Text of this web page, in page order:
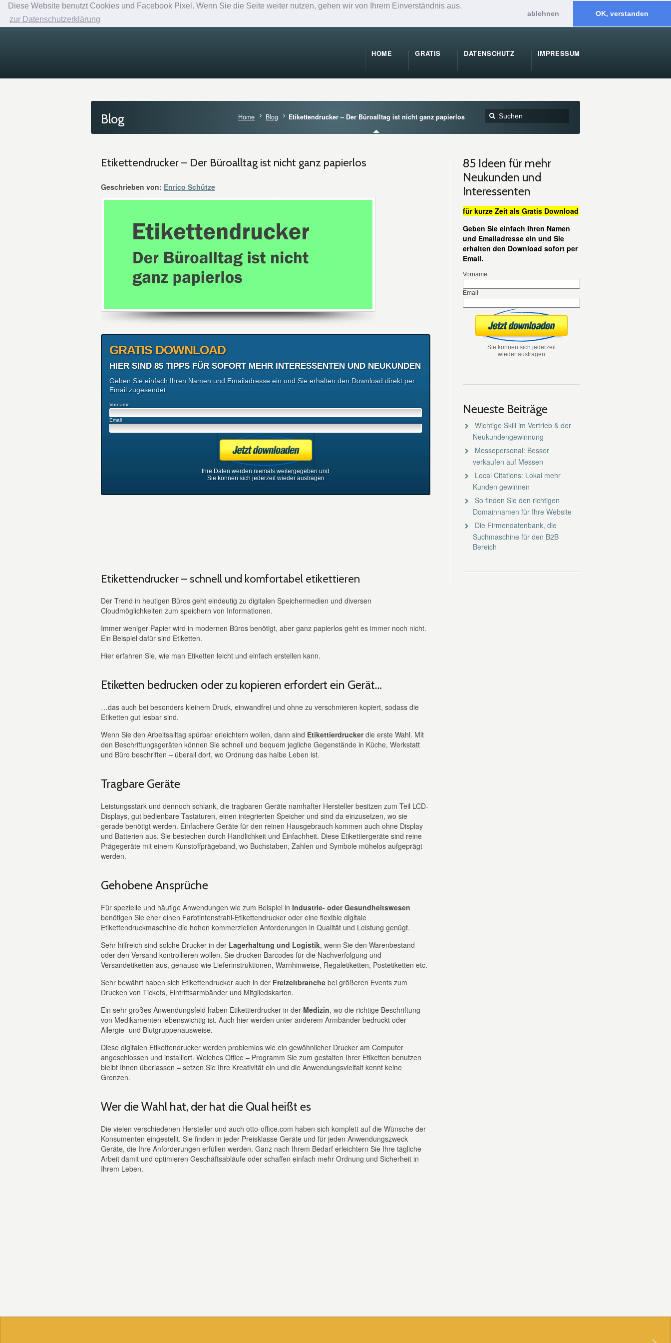
Diese Website benutzt Cookies und Facebook Pixel. Wenn Sie die Seite weiter nutzen, gehen wir von Ihrem Einverständnis aus.
zur Datenschutzerklärung
ablehnen OK, verstanden
HOME GRATIS DATENSCHUTZ IMPRESSUM
Blog Home Blog Etikettendrucker – Der Büroalltag ist nicht ganz papierlos
Etikettendrucker – Der Büroalltag ist nicht ganz papierlos
Geschrieben von: Enrico Schütze
GRATIS DOWNLOAD
HIER SIND 85 TIPPS FÜR SOFORT MEHR INTERESSENTEN UND NEUKUNDEN
Geben Sie einfach Ihren Namen und Emailadresse ein und Sie erhalten den Download direkt per
Email zugesendet
Vorname
Email
Ihre Daten werden niemals weitergegeben und
Sie können sich jederzeit wieder austragen
Etikettendrucker – schnell und komfortabel etikettieren
Der Trend in heutigen Büros geht eindeutig zu digitalen Speichermedien und diversen
Cloudmöglichkeiten zum speichern von Informationen.
Immer weniger Papier wird in modernen Büros benötigt, aber ganz papierlos geht es immer noch nicht.
Ein Beispiel dafür sind Etiketten.
Hier erfahren Sie, wie man Etiketten leicht und einfach erstellen kann.
Etiketten bedrucken oder zu kopieren erfordert ein Gerät…
…das auch bei besonders kleinem Druck, einwandfrei und ohne zu verschmieren kopiert, sodass die
Etiketten gut lesbar sind.
Wenn Sie den Arbeitsalltag spürbar erleichtern wollen, dann sind Etikettierdruckerdie erste Wahl. Mit
den Beschriftungsgeräten können Sie schnell und bequem jegliche Gegenstände in Küche, Werkstatt
und Büro beschriften – überall dort, wo Ordnung das halbe Leben ist.
Tragbare Geräte
Leistungsstark und dennoch schlank, die tragbaren Geräte namhafter Hersteller besitzen zum Teil LCD-
Displays, gut bedienbare Tastaturen, einen integrierten Speicher und sind da einzusetzen, wo sie
gerade benötigt werden. Einfachere Geräte für den reinen Hausgebrauch kommen auch ohne Display
und Batterien aus. Sie bestechen durch Handlichkeit und Einfachheit. Diese Etikettiergeräte sind reine
Prägegeräte mit einem Kunstoffprägeband, wo Buchstaben, Zahlen und Symbole mühelos aufgeprägt
werden.
Gehobene Ansprüche
Für spezielle und häufige Anwendungen wie zum Beispiel in Industrie- oder Gesundheitswesen
benötigen Sie eher einen Farbtintenstrahl-Etikettendrucker oder eine flexible digitale
Etikettendruckmaschine die hohen kommerziellen Anforderungen in Qualität und Leistung genügt.
Sehr hilfreich sind solche Drucker in der Lagerhaltung und Logistik, wenn Sie den Warenbestand
oder den Versand kontrollieren wollen. Sie drucken Barcodes für die Nachverfolgung und
Versandetiketten aus, genauso wie Lieferinstruktionen, Warnhinweise, Regaletiketten, Postetiketten etc.
Sehr bewährt haben sich Etikettendrucker auch in der Freizeitbranche bei größeren Events zum
Drucken von Tickets, Eintrittsarmbänder und Mitgliedskarten.
Ein sehr großes Anwendungsfeld haben Etikettierdrucker in der Medizin, wo die richtige Beschriftung
von Medikamenten lebenswichtig ist. Auch hier werden unter anderem Armbänder bedruckt oder
Allergie- und Blutgruppenausweise.
Diese digitalen Etikettendrucker werden problemlos wie ein gewöhnlicher Drucker am Computer
angeschlossen und installiert. Welches Office – Programm Sie zum gestalten Ihrer Etiketten benutzen
bleibt Ihnen überlassen – setzen Sie Ihre Kreativität ein und die Anwendungsvielfalt kennt keine
Grenzen.
Wer die Wahl hat, der hat die Qual heißt es
Die vielen verschiedenen Hersteller und auch otto-office.com haben sich komplett auf die Wünsche der
Konsumenten eingestellt. Sie finden in jeder Preisklasse Geräte und für jeden Anwendungszweck
Geräte, die Ihre Anforderungen erfüllen werden. Ganz nach Ihrem Bedarf erleichtern Sie Ihre tägliche
Arbeit damit und optimieren Geschäftsabläufe oder schaffen einfach mehr Ordnung und Sicherheit in
Ihrem Leben.
85 Ideen für mehr
Neukunden und
Interessenten
für kurze Zeit als Gratis Download
Geben Sie einfach Ihren Namen
und Emailadresse ein und Sie
erhalten den Download sofort per
Email.
Vorname
Email
Sie können sich jederzeit
wieder austragen
Neueste Beiträge
Wichtige Skill im Vertrieb & der
Neukundengewinnung
Messepersonal: Besser
verkaufen auf Messen
Local Citations: Lokal mehr
Kunden gewinnen
So finden Sie den richtigen
Domainnamen für Ihre Website
Die Firmendatenbank, die
Suchmaschine für den B2B
Bereich